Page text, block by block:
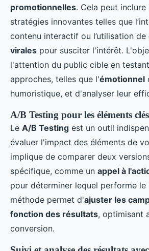
promotionnelles. Cela peut inclure
stratégies innovantes telles que
contenu interactif ou l’utilisation de
virales pour susciter l'intérêt.
l'attention du public cible en
approches, telles que l'émotionnel
humoristique, et d'analyser leur
A/B Testing pour les éléments
Le A/B Testing est un outil
évaluer l'impact des éléments de
implique de comparer deux
spécifique, comme un appel à
pour déterminer lequel performe le
méthode permet d'ajuster les
fonction des résultats, optimisant
conversion.